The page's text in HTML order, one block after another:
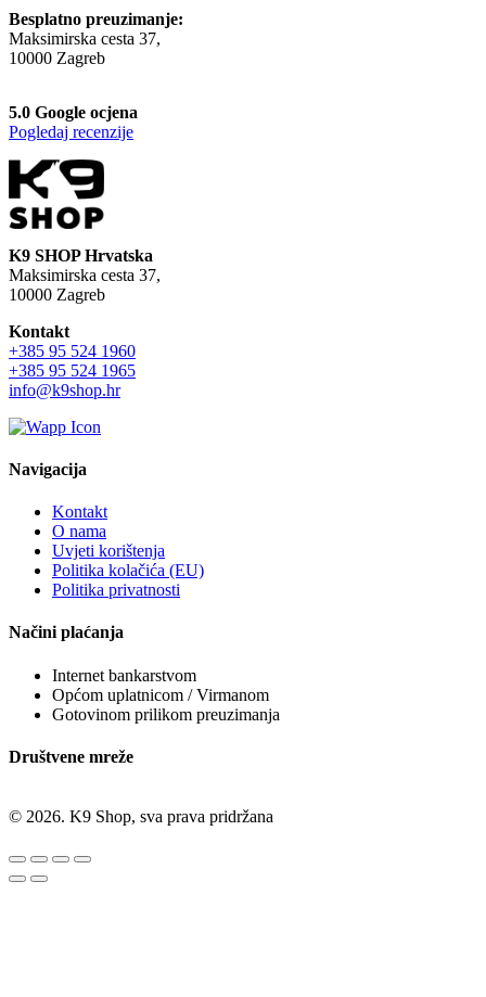
Besplatno preuzimanje:
Maksimirska cesta 37,
10000 Zagreb
5.0 Google ocjena
Pogledaj recenzije
K9 SHOP Hrvatska
Maksimirska cesta 37,
10000 Zagreb
Kontakt
+385 95 524 1960
+385 95 524 1965
info@k9shop.hr
Navigacija
Kontakt
O nama
Uvjeti korištenja
Politika kolačića (EU)
Politika privatnosti
Načini plaćanja
Internet bankarstvom
Općom uplatnicom / Virmanom
Gotovinom prilikom preuzimanja
Društvene mreže
© 2026. K9 Shop, sva prava pridržana